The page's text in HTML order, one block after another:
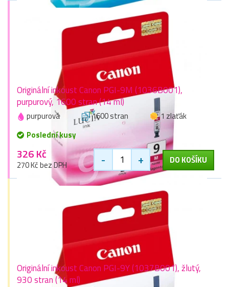
Originální inkoust Canon PGI-9M (1036B001),
purpurový, 1600 stran (14 ml)
purpurová 1600 stran
1 zlaťák
Poslední kusy
326 Kč
270 Kč bez DPH - + DO KOŠÍKU
Originální inkoust Canon PGI-9Y (1037B001), žlutý,
930 stran (14 ml)